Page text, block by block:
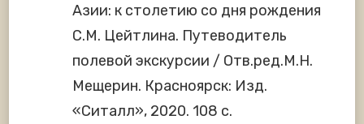
Азии: к столетию со дня рождения
С.М. Цейтлина. Путеводитель
полевой экскурсии / Отв.ред.М.Н.
Мещерин. Красноярск: Изд.
«Ситалл», 2020. 108 с.